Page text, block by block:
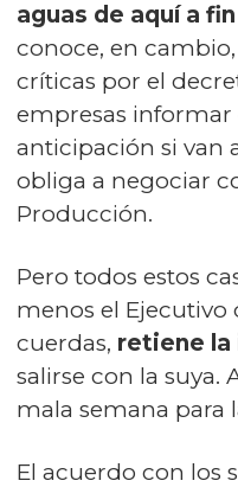
aguas de aquí a
conoce, en
críticas por el
empresas informar
anticipación si van
obliga a negociar
Producción.
Pero todos estos
menos el Ejecutivo
cuerdas, retiene
salirse con la suya.
mala semana para
El acuerdo con los